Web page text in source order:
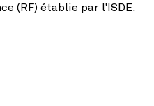
(RF) établie par l'ISDE.